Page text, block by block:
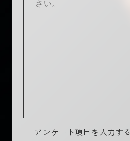
アンケート項目を入力する